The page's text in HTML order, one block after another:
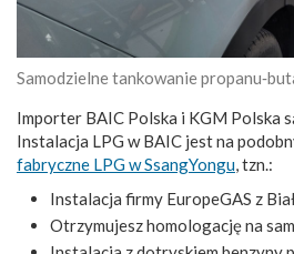
Samodzielne tankowanie
Importer BAIC Polska i KGM Polska
Instalacja LPG w BAIC jest na
fabryczne LPG w SsangYongu , tzn.:
Instalacja firmy EuropeGAS z
Otrzymujesz homologację na